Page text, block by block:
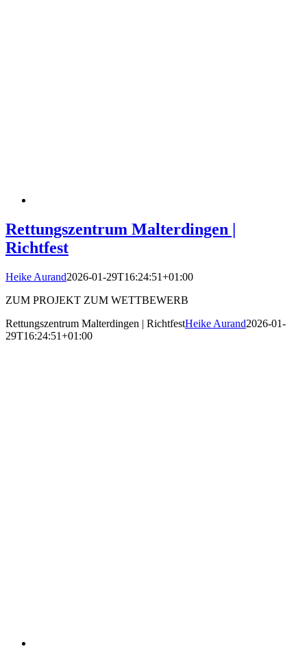
Rettungszentrum Malterdingen |
Richtfest
Heike Aurand2026-01-29T16:24:51+01:00
ZUM PROJEKT ZUM WETTBEWERB
Rettungszentrum Malterdingen | RichtfestHeike Aurand2026-01-
29T16:24:51+01:00